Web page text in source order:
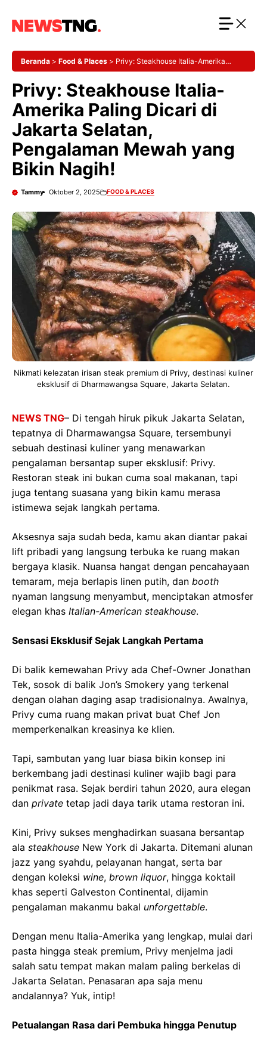
Beranda > Food & Places > Privy: Steakhouse Italia-Amerika
Nagih!
Privy: Steakhouse Italia-
Amerika Paling Dicari di
Jakarta Selatan,
Pengalaman Mewah yang
Bikin Nagih!
Tammy Oktober 2, 2025 FOOD & PLACES
Nikmati kelezatan irisan steak premium di Privy, destinasi kuliner
eksklusif di Dharmawangsa Square, Jakarta Selatan.
NEWS TNG– Di tengah hiruk pikuk Jakarta Selatan,
tepatnya di Dharmawangsa Square, tersembunyi
sebuah destinasi kuliner yang menawarkan
pengalaman bersantap super eksklusif: Privy.
Restoran steak ini bukan cuma soal makanan, tapi
juga tentang suasana yang bikin kamu merasa
istimewa sejak langkah pertama.
Aksesnya saja sudah beda, kamu akan diantar pakai
lift pribadi yang langsung terbuka ke ruang makan
bergaya klasik. Nuansa hangat dengan pencahayaan
temaram, meja berlapis linen putih, dan booth
nyaman langsung menyambut, menciptakan atmosfer
elegan khas Italian-American steakhouse.
Sensasi Eksklusif Sejak Langkah Pertama
Di balik kemewahan Privy ada Chef-Owner Jonathan
Tek, sosok di balik Jon’s Smokery yang terkenal
dengan olahan daging asap tradisionalnya. Awalnya,
Privy cuma ruang makan privat buat Chef Jon
memperkenalkan kreasinya ke klien.
Tapi, sambutan yang luar biasa bikin konsep ini
berkembang jadi destinasi kuliner wajib bagi para
penikmat rasa. Sejak berdiri tahun 2020, aura elegan
dan private tetap jadi daya tarik utama restoran ini.
Kini, Privy sukses menghadirkan suasana bersantap
ala steakhouse New York di Jakarta. Ditemani alunan
jazz yang syahdu, pelayanan hangat, serta bar
dengan koleksi wine, brown liquor, hingga koktail
khas seperti Galveston Continental, dijamin
pengalaman makanmu bakal unforgettable.
Dengan menu Italia-Amerika yang lengkap, mulai dari
pasta hingga steak premium, Privy menjelma jadi
salah satu tempat makan malam paling berkelas di
Jakarta Selatan. Penasaran apa saja menu
andalannya? Yuk, intip!
Petualangan Rasa dari Pembuka hingga Penutup